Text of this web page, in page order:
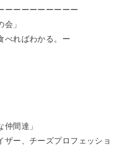
ーーーーーーーーー
会」
べればわかる。ー
間達」
、チーズプロフェッショ